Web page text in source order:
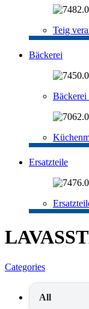
Teig
Bäckerei
Ersatzteile
Categories
All